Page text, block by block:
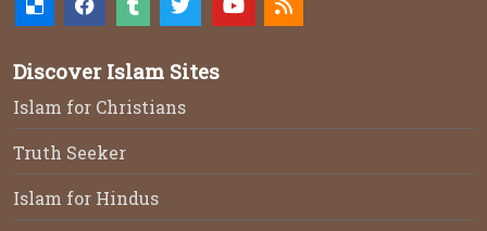
Discover Islam Sites
Islam for Christians
Truth Seeker
Islam for Hindus